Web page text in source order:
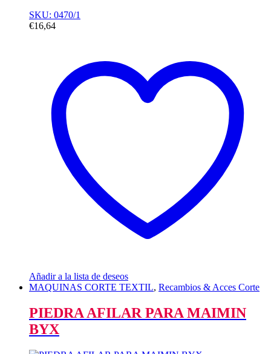
SKU: 0470/1
€16,64
Añadir a la lista de deseos
MAQUINAS CORTE TEXTIL, Recambios & Acces Corte
PIEDRA AFILAR PARA MAIMIN
BYX